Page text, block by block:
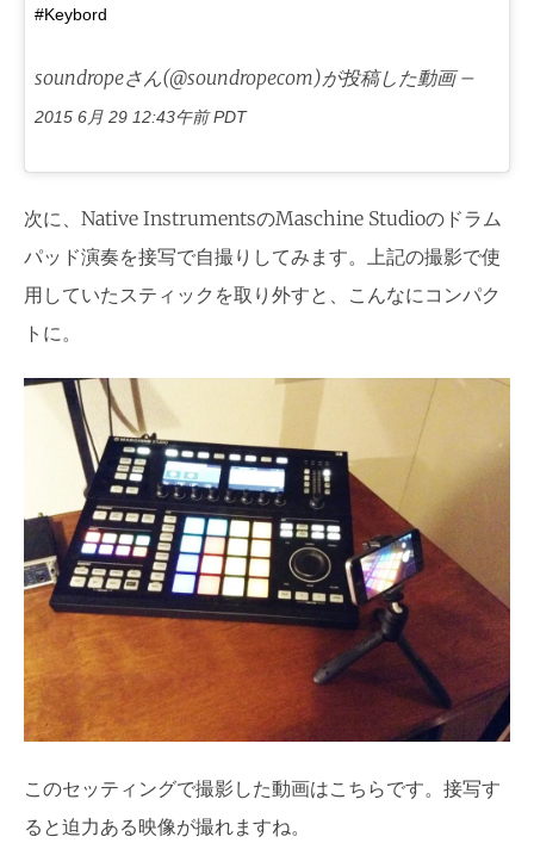
#Keybord
soundropeさん(@soundropecom)が投稿した動画 –
2015 6月 29 12:43午前 PDT
次に、Native InstrumentsのMaschine Studioのドラム
パッド演奏を接写で自撮りしてみます。上記の撮影で使
用していたスティックを取り外すと、こんなにコンパク
トに。
このセッティングで撮影した動画はこちらです。接写す
ると迫力ある映像が撮れますね。